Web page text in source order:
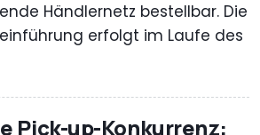
Händlernetz bestellbar. Die
erfolgt im Laufe des
Pick-up-Konkurrenz: